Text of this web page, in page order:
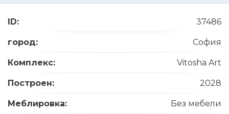
ID: 37486
город: София
Комплекс: Vitosha Art
Построен: 2028
Меблировка: Без мебели